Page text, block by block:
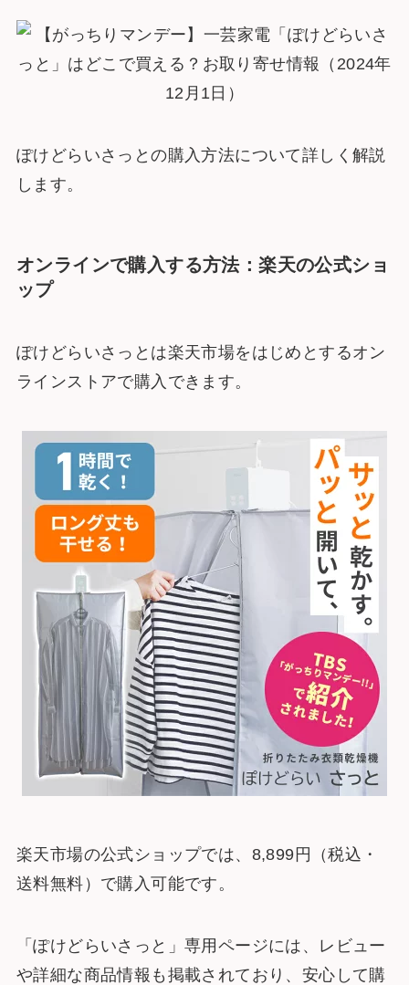
ぽけどらいさっとの購入方法について詳しく解説
します。
オンラインで購入する方法：楽天の公式ショ
ップ
ぽけどらいさっとは楽天市場をはじめとするオン
ラインストアで購入できます。
楽天市場の公式ショップでは、8,899円（税込・
送料無料）で購入可能です。
「ぽけどらいさっと」専用ページには、レビュー
や詳細な商品情報も掲載されており、安心して購